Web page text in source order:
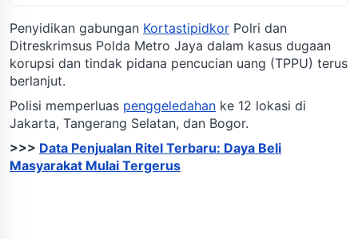
Penyidikan gabungan Kortastipidkor Polri dan
Ditreskrimsus Polda Metro Jaya dalam kasus dugaan
korupsi dan tindak pidana pencucian uang (TPPU) terus
berlanjut.
Polisi memperluas penggeledahan ke 12 lokasi di
Jakarta, Tangerang Selatan, dan Bogor.
>>> Data Penjualan Ritel Terbaru: Daya Beli
Masyarakat Mulai Tergerus